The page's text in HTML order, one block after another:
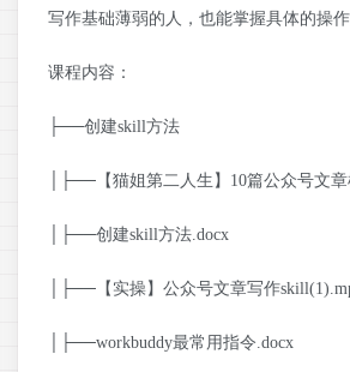
写作基础薄弱的人，也能掌握具体的操作
课程内容：
├──创建skill方法
│├──【猫姐第二人生】10篇公众号文章
│├──创建skill方法.docx
│├──【实操】公众号文章写作
│├──workbuddy最常用指令.docx